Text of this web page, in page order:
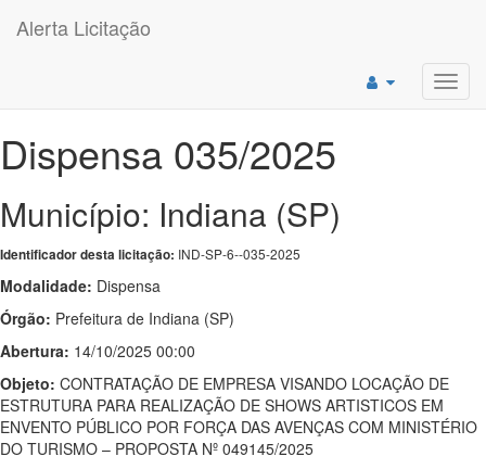
Alerta Licitação
Dispensa 035/2025
Município: Indiana (SP)
Identificador desta licitação: IND-SP-6--035-2025
Modalidade: Dispensa
Órgão: Prefeitura de Indiana (SP)
Abertura: 14/10/2025 00:00
Objeto: CONTRATAÇÃO DE EMPRESA VISANDO LOCAÇÃO DE
ESTRUTURA PARA REALIZAÇÃO DE SHOWS ARTISTICOS EM
ENVENTO PÚBLICO POR FORÇA DAS AVENÇAS COM MINISTÉRIO
DO TURISMO – PROPOSTA Nº 049145/2025